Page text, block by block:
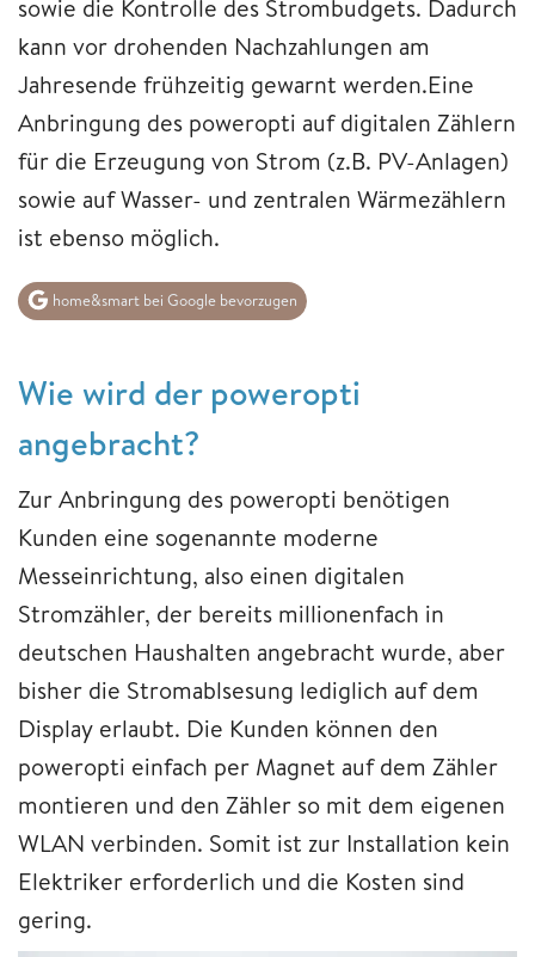
sowie die Kontrolle des Strombudgets. Dadurch
kann vor drohenden Nachzahlungen am
Jahresende frühzeitig gewarnt werden.Eine
Anbringung des poweropti auf digitalen Zählern
für die Erzeugung von Strom (z.B. PV-Anlagen)
sowie auf Wasser- und zentralen Wärmezählern
ist ebenso möglich.
home&smart bei Google bevorzugen
Wie wird der poweropti
angebracht?
Zur Anbringung des poweropti benötigen
Kunden eine sogenannte moderne
Messeinrichtung, also einen digitalen
Stromzähler, der bereits millionenfach in
deutschen Haushalten angebracht wurde, aber
bisher die Stromablsesung lediglich auf dem
Display erlaubt. Die Kunden können den
poweropti einfach per Magnet auf dem Zähler
montieren und den Zähler so mit dem eigenen
WLAN verbinden. Somit ist zur Installation kein
Elektriker erforderlich und die Kosten sind
gering.